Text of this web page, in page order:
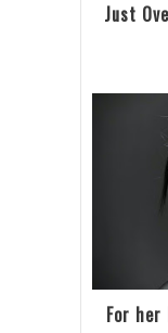
Just
For her